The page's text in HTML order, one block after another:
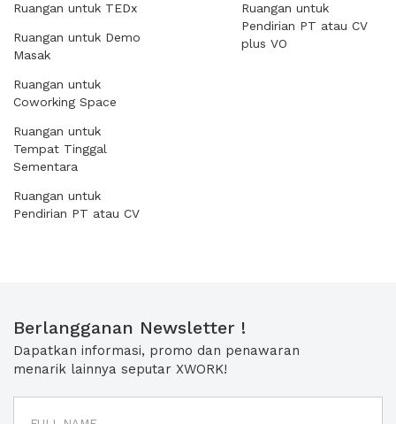
Ruangan untuk TEDx
Ruangan untuk Demo
Masak
Ruangan untuk
Coworking Space
Ruangan untuk
Tempat Tinggal
Sementara
Ruangan untuk
Pendirian PT atau CV
Ruangan untuk
Pendirian PT atau CV
plus VO
Berlangganan Newsletter !
Dapatkan informasi, promo dan penawaran
menarik lainnya seputar XWORK!